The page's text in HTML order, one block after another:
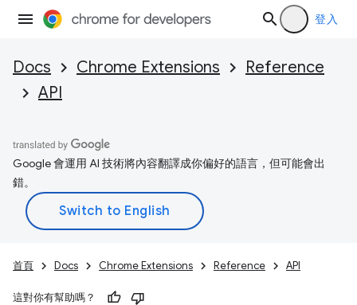
登入
Docs Chrome Extensions
Reference
API
Google 會運用 AI 技術將內容翻譯成你偏好的語言，但可能會出
錯。
首頁 Docs Chrome Extensions Reference API
這對你有幫助嗎？